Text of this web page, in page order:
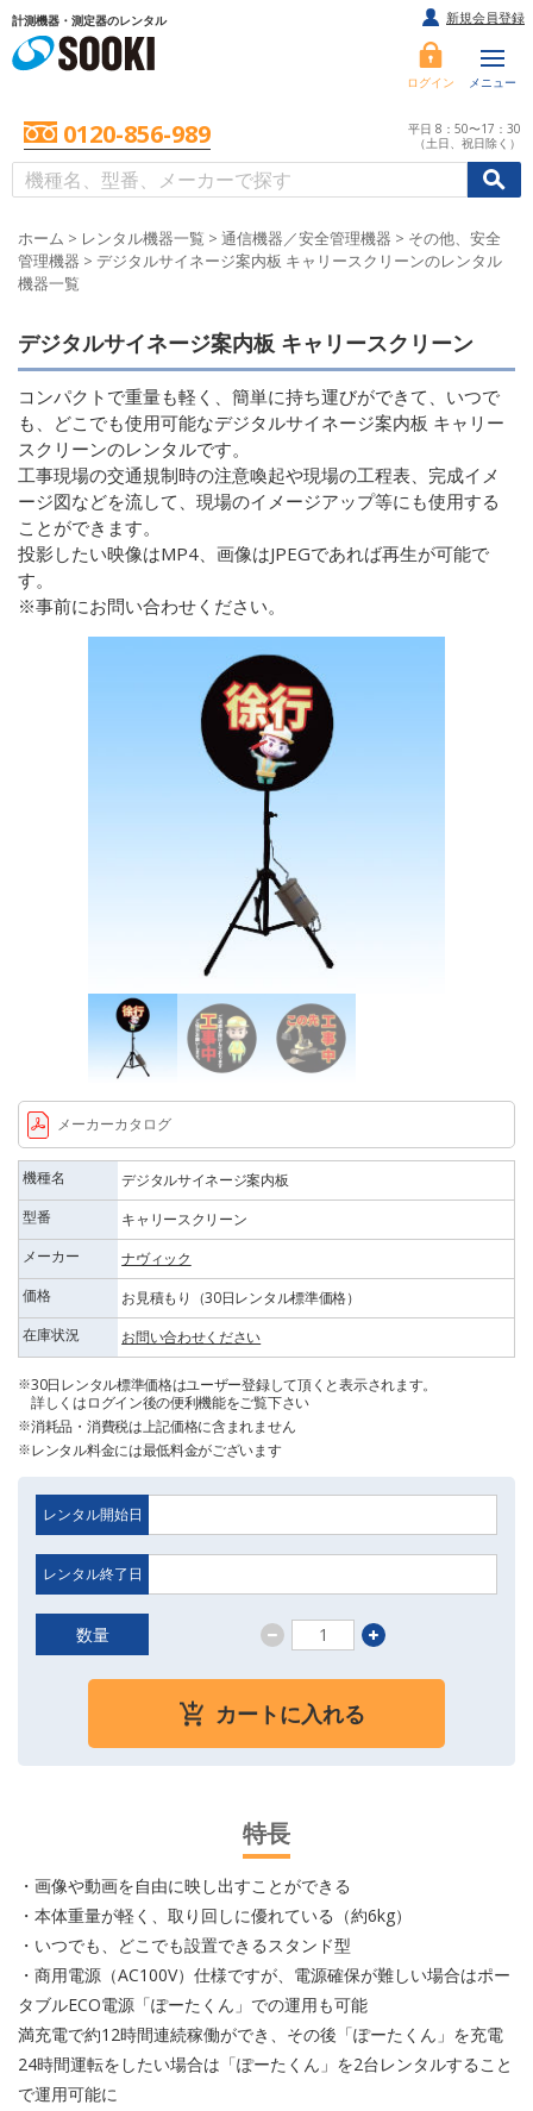
計測機器・測定器のレンタル
ログイン メニュー
0120-856-989
平日 8：50〜17：30
（土日、祝日除く）
//
新規会員登録
ホーム > レンタル機器一覧 > 通信機器／安全管理機器 > その他、安全
管理機器 > デジタルサイネージ案内板 キャリースクリーンのレンタル
機器一覧
デジタルサイネージ案内板 キャリースクリーン
コンパクトで重量も軽く、簡単に持ち運びができて、いつで
も、どこでも使用可能なデジタルサイネージ案内板 キャリー
スクリーンのレンタルです。
工事現場の交通規制時の注意喚起や現場の工程表、完成イメ
ージ図などを流して、現場のイメージアップ等にも使用する
ことができます。
投影したい映像はMP4、画像はJPEGであれば再生が可能で
す。
※事前にお問い合わせください。
メーカーカタログ
機種名
デジタルサイネージ案内板
型番
キャリースクリーン
メーカー
ナヴィック
価格
お見積もり（30日レンタル標準価格）
在庫状況
お問い合わせください
30日レンタル標準価格はユーザー登録して頂くと表示されます。
詳しくはログイン後の便利機能をご覧下さい
消耗品・消費税は上記価格に含まれません
レンタル料金には最低料金がございます
レンタル開始日
レンタル終了日
数量
カートに入れる
特長
・画像や動画を自由に映し出すことができる
・本体重量が軽く、取り回しに優れている（約6kg）
・いつでも、どこでも設置できるスタンド型
・商用電源（AC100V）仕様ですが、電源確保が難しい場合はポー
タブルECO電源「ぽーたくん」での運用も可能
満充電で約12時間連続稼働ができ、その後「ぽーたくん」を充電
24時間運転をしたい場合は「ぽーたくん」を2台レンタルすること
で運用可能に